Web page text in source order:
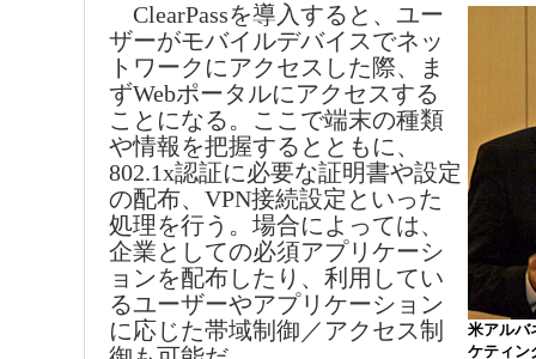
米アルバ
ケティン
ClearPassを導入すると、ユー
ザーがモバイルデバイスでネッ
トワークにアクセスした際、ま
ずWebポータルにアクセスする
ことになる。ここで端末の種類
や情報を把握するとともに、
802.1x認証に必要な証明書や設定
の配布、VPN接続設定といった
処理を行う。場合によっては、
企業としての必須アプリケーシ
ョンを配布したり、利用してい
るユーザーやアプリケーション
に応じた帯域制御／アクセス制